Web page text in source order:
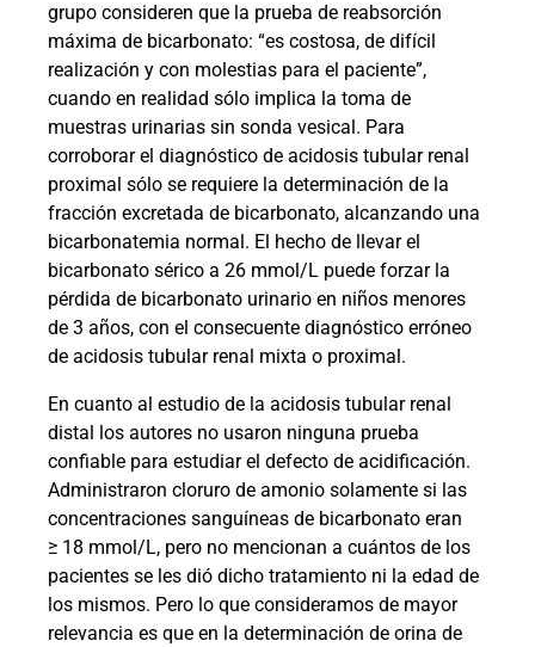
grupo consideren que la prueba de reabsorción
máxima de bicarbonato: “es costosa, de difícil
realización y con molestias para el paciente”,
cuando en realidad sólo implica la toma de
muestras urinarias sin sonda vesical. Para
corroborar el diagnóstico de acidosis tubular renal
proximal sólo se requiere la determinación de la
fracción excretada de bicarbonato, alcanzando una
bicarbonatemia normal. El hecho de llevar el
bicarbonato sérico a 26 mmol/L puede forzar la
pérdida de bicarbonato urinario en niños menores
de 3 años, con el consecuente diagnóstico erróneo
de acidosis tubular renal mixta o proximal.
En cuanto al estudio de la acidosis tubular renal
distal los autores no usaron ninguna prueba
confiable para estudiar el defecto de acidificación.
Administraron cloruro de amonio solamente si las
concentraciones sanguíneas de bicarbonato eran
≥ 18 mmol/L, pero no mencionan a cuántos de los
pacientes se les dió dicho tratamiento ni la edad de
los mismos. Pero lo que consideramos de mayor
relevancia es que en la determinación de orina de